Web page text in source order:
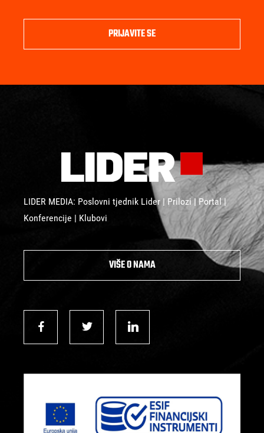
PRIJAVITE SE
LIDER MEDIA: Poslovni tjednik Lider | Prilozi | Portal |
Konferencije | Klubovi
VIŠE O NAMA